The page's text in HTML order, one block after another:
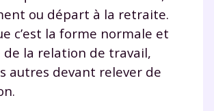
ou départ à la retraite.
c’est la forme normale et
de la relation de travail,
autres devant relever de